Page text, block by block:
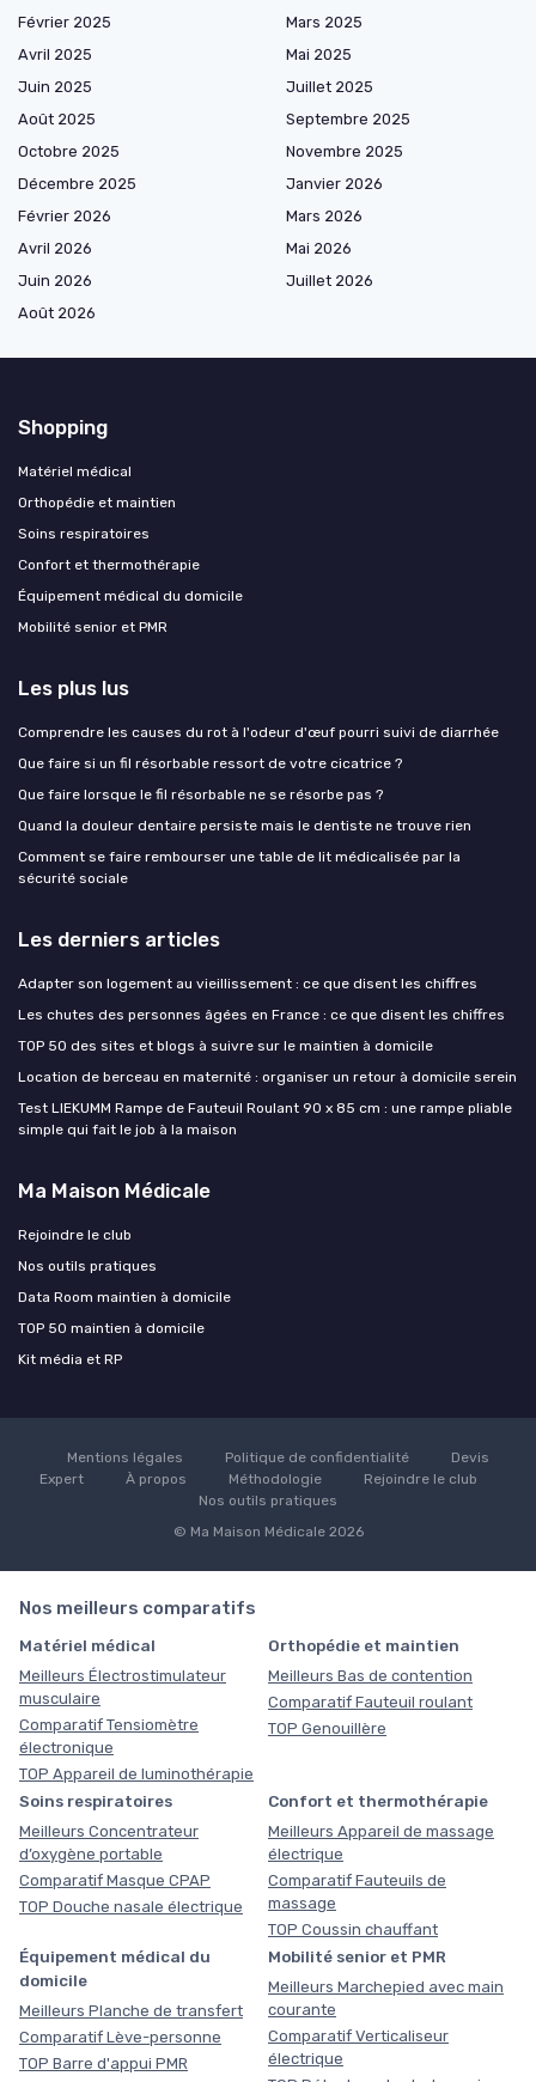
Février 2025
Mars 2025
Avril 2025
Mai 2025
Juin 2025
Juillet 2025
Août 2025
Septembre 2025
Octobre 2025
Novembre 2025
Décembre 2025
Janvier 2026
Février 2026
Mars 2026
Avril 2026
Mai 2026
Juin 2026
Juillet 2026
Août 2026
Shopping
Matériel médical
Orthopédie et maintien
Soins respiratoires
Confort et thermothérapie
Équipement médical du domicile
Mobilité senior et PMR
Les plus lus
Comprendre les causes du rot à l'odeur d'œuf pourri suivi de diarrhée
Que faire si un fil résorbable ressort de votre cicatrice ?
Que faire lorsque le fil résorbable ne se résorbe pas ?
Quand la douleur dentaire persiste mais le dentiste ne trouve rien
Comment se faire rembourser une table de lit médicalisée par la
sécurité sociale
Les derniers articles
Adapter son logement au vieillissement : ce que disent les chiffres
Les chutes des personnes âgées en France : ce que disent les chiffres
TOP 50 des sites et blogs à suivre sur le maintien à domicile
Location de berceau en maternité : organiser un retour à domicile serein
Test LIEKUMM Rampe de Fauteuil Roulant 90 x 85 cm : une rampe pliable
simple qui fait le job à la maison
Ma Maison Médicale
Rejoindre le club
Nos outils pratiques
Data Room maintien à domicile
TOP 50 maintien à domicile
Kit média et RP
Mentions légales Politique de confidentialité
Devis
Expert
À propos Méthodologie
Rejoindre le club
Nos outils pratiques
© Ma Maison Médicale 2026
Nos meilleurs comparatifs
Matériel médical
Meilleurs Électrostimulateur
musculaire
Comparatif Tensiomètre
électronique
TOP Appareil de luminothérapie
Orthopédie et maintien
Meilleurs Bas de contention
Comparatif Fauteuil roulant
TOP Genouillère
Soins respiratoires
Meilleurs Concentrateur
d’oxygène portable
Comparatif Masque CPAP
TOP Douche nasale électrique
Confort et thermothérapie
Meilleurs Appareil de massage
électrique
Comparatif Fauteuils de
massage
TOP Coussin chauffant
Équipement médical du
domicile
Meilleurs Planche de transfert
Comparatif Lève-personne
TOP Barre d'appui PMR
Mobilité senior et PMR
Meilleurs Marchepied avec main
courante
Comparatif Verticaliseur
électrique